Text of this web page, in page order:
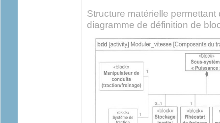
Structure matérielle
diagramme de définition de